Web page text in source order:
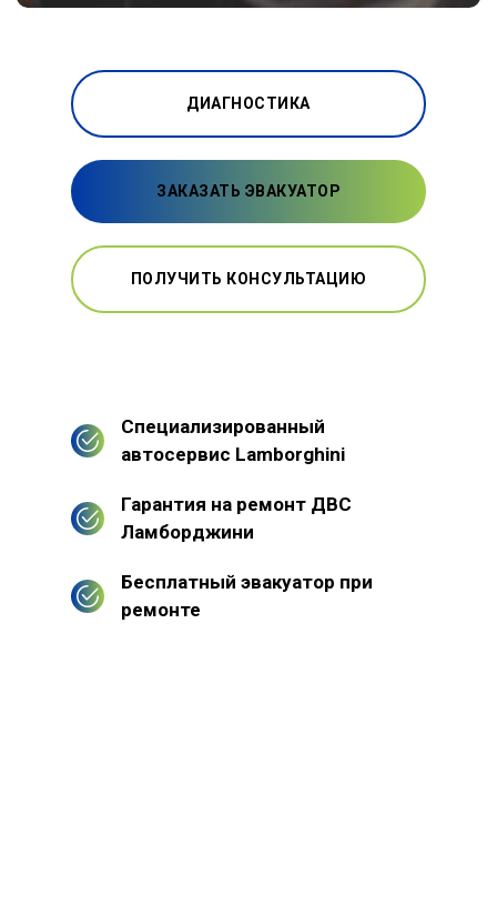
ДИАГНОСТИКА
ЗАКАЗАТЬ ЭВАКУАТОР
ПОЛУЧИТЬ КОНСУЛЬТАЦИЮ
Специализированный
автосервис Lamborghini
Гарантия на ремонт ДВС
Ламборджини
Бесплатный эвакуатор при
ремонте